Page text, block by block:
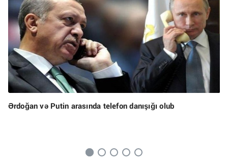
Ərdoğan və Putin arasında telefon danışığı olub